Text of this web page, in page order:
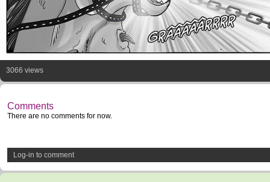
3066 views
Comments
There are no comments for now.
Log-in to comment